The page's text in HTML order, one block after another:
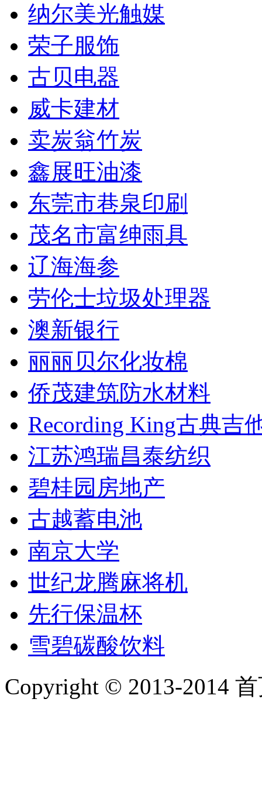
纳尔美光触媒
荣子服饰
古贝电器
威卡建材
卖炭翁竹炭
鑫展旺油漆
东莞市巷泉印刷
茂名市富绅雨具
辽海海参
劳伦士垃圾处理器
澳新银行
丽丽贝尔化妆棉
侨茂建筑防水材料
Recording King古典吉
江苏鸿瑞昌泰纺织
碧桂园房地产
古越蓄电池
南京大学
世纪龙腾麻将机
先行保温杯
雪碧碳酸饮料
Copyright © 2013-2014